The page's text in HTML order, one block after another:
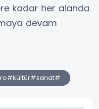
kadar her alanda
devam